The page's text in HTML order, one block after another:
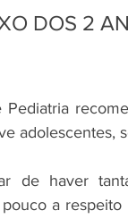
Pediatria
adolescentes,
de haver
a